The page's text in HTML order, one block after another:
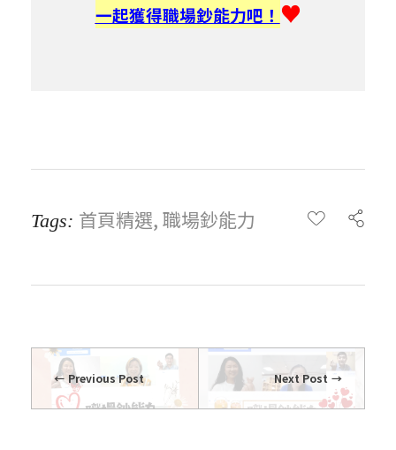
一起獲得職場鈔能力吧！ ♥
Tags: 首頁精選, 職場鈔能力
Previous Post Next Post